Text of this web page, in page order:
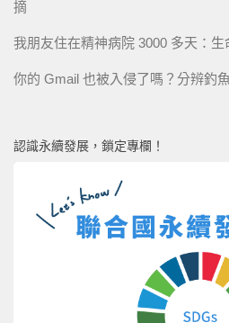
摘
我朋友住在精神病院 3000 多天：
你的 Gmail 也被入侵了嗎？分辨釣
認識永續發展，鎖定專欄！